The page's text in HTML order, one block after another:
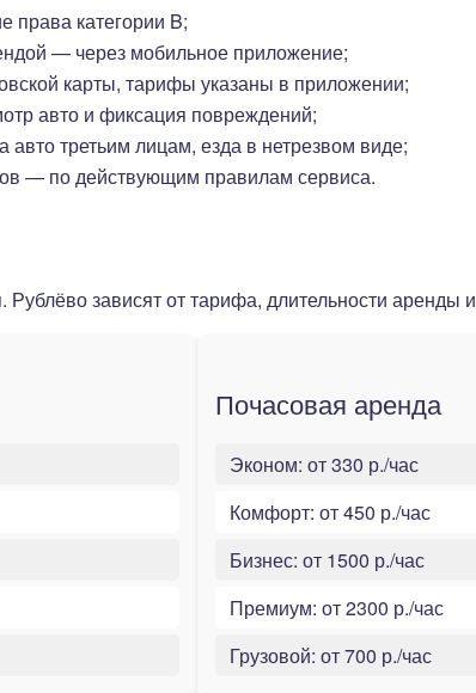
права категории B;
— через мобильное приложение;
карты, тарифы указаны в приложении;
авто и фиксация повреждений;
третьим лицам, езда в нетрезвом виде;
— по действующим правилам сервиса.
зависят от тарифа, длительности
Почасовая аренда
Эконом: от 330 р./час
Комфорт: от 450 р./час
Бизнес: от 1500 р./час
Премиум: от 2300 р./час
Грузовой: от 700 р./час